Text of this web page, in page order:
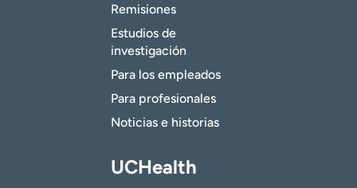
Remisiones
Estudios de
investigación
Para los empleados
Para profesionales
Noticias e historias
UCHealth